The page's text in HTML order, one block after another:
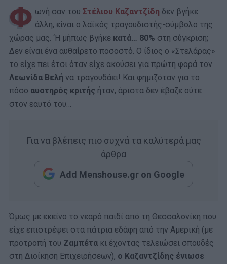
Φ ωνή σαν του Στέλιου Καζαντζίδη δεν βγήκε
άλλη, είναι ο λαϊκός τραγουδιστής-σύμβολο της
χώρας μας. ‘Η μήπως βγήκε κατά… 80% στη σύγκριση;
Δεν είναι ένα αυθαίρετο ποσοστό. Ο ίδιος ο «Στελάρας»
το είχε πει έτσι όταν είχε ακούσει για πρώτη φορά τον
Λεωνίδα Βελή να τραγουδάει! Και φημιζόταν για το
πόσο αυστηρός κριτής ήταν, άριστα δεν έβαζε ούτε
στον εαυτό του…
Για να βλέπεις πιο συχνά τα καλύτερά μας
άρθρα
Add Menshouse.gr on Google
Όμως με εκείνο το νεαρό παιδί από τη Θεσσαλονίκη που
είχε επιστρέψει στα πάτρια εδάφη από την Αμερική (με
προτροπή του Ζαμπέτα κι έχοντας τελειώσει σπουδές
στη Διοίκηση Επιχειρήσεων), ο Καζαντζίδης ένιωσε